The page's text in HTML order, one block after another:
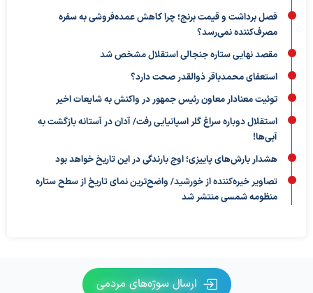
فصل برداشت و قیمت برنج؛ چرا کاهش عمده‌فروشی به سفره
مصرف‌کننده نمی‌رسد؟
مقصد نهایی ستاره جنجالی استقلال مشخص شد
استعفای محمدباقر ذوالقدر صحت دارد؟
توئیت معنادار معاون رئیس جمهور در واکنش به شایعات اخیر
استقلال دوباره سراغ گلر اسپانیایی رفت/ آدان در آستانه بازگشت به
آبی‌ها!
هشدار بارش‌های پاییزی؛ اوج بارندگی در این تاریخ خواهد بود
تصاویر خیره‌کننده از خورشید/ واضح‌ترین نمای تاریخ از سطح ستاره
منظومه شمسی منتشر شد
ارسال سوژه‌های مردمی